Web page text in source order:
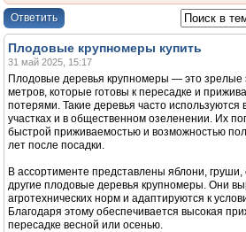
Ответить
Плодовые крупномеры купить
31 май 2025, 15:17
Плодовые деревья крупномеры — это зрелые
метров, которые готовы к пересадке и
потерями. Такие деревья часто используются
участках и в общественном озеленении. Их
быстрой приживаемостью и возможностью
лет после посадки.
В ассортименте представлены яблони,
другие плодовые деревья крупномеры. Они
агротехнических норм и адаптируются к
Благодаря этому обеспечивается высокая
пересадке весной или осенью.